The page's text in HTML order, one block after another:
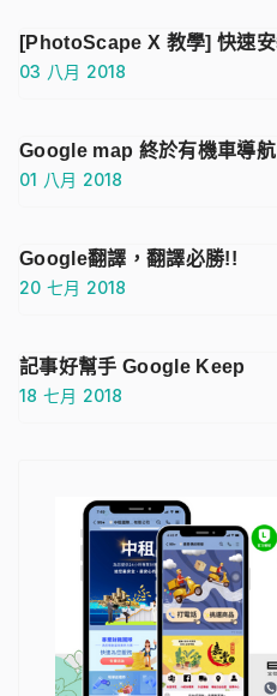
[PhotoScape X 教學] 快速
03 八月 2018
Google map 終於有機車導航
01 八月 2018
Google翻譯，翻譯必勝!!
20 七月 2018
記事好幫手 Google Keep
18 七月 2018